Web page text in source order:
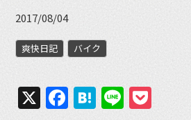
2017/08/04
爽快日記 バイク
X Facebook
Hatena
Line